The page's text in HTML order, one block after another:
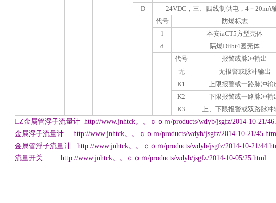
D
24VDC ，三、四线制供电， 4－ 20mA
代号
防爆标志
l
本安iaCT5方型壳体
d
隔爆Diibt4园壳体
代号
报警或脉冲输出
无
无报警或脉冲输出
K1
上限报警或一路脉冲输
K2
下限报警或一路脉冲输
K3
上、下限报警或双路脉冲
LZ金属管浮子流量计 http://www.jnhtck。。ｃｏｍ/products/wdyb/jsgfz/2014-10-21/
金属浮子流量计
http://www.jnhtck。。ｃｏｍ/products/wdyb/jsgfz/2014-10-21/
金属管浮子流量计
http://www.jnhtck。。ｃｏｍ/products/wdyb/jsgfz/2014-10-21/
流量开关
http://www.jnhtck。。ｃｏｍ/products/wdyb/jsgfz/2014-10-05/25.html